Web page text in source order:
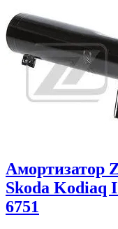
Амортизатор
Skoda Kodiaq
6751